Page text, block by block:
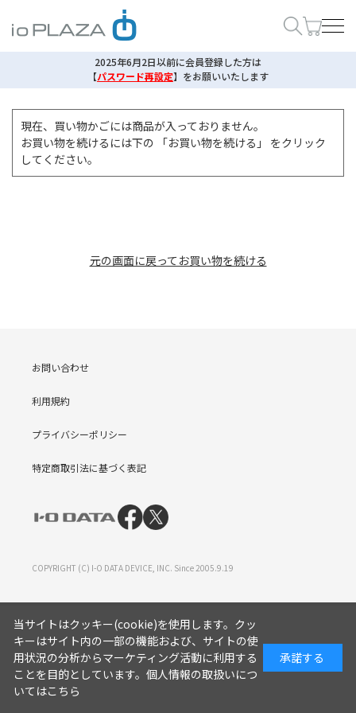
2025年6月2日以前に会員登録した方は
【パスワード再設定】 をお願いいたします
現在、買い物かごには商品が入っておりません。
お買い物を続けるには下の 「お買い物を続ける」 をクリック
してください。
元の画面に戻ってお買い物を続ける
お問い合わせ
利用規約
プライバシーポリシー
特定商取引法に基づく表記
COPYRIGHT (C) I-O DATA DEVICE, INC. Since 2005.9.19
当サイトはクッキー(cookie)を使用します。クッ
キーはサイト内の一部の機能および、サイトの使
用状況の分析からマーケティング活動に利用する
ことを目的としています。 個人情報の取扱いにつ
いてはこちら
承諾する